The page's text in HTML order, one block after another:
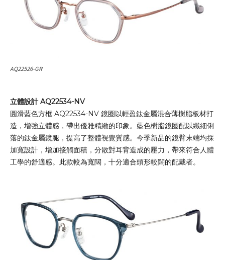
AQ22526-GR
立體設計 AQ22534-NV
圓滑藍色方框 AQ22534-NV 鏡圈以輕盈鈦金屬混合薄樹脂板材打
造，增強立體感，帶出優雅精緻的印象。藍色樹脂鏡圈配以纖細俐
落的鈦金屬鏡腿，提高了整體視覺質感。今季新品的鏡臂末端均採
加寬設計，增加接觸面積，分散對耳背造成的壓力，帶來符合人體
工學的舒適感。此款較為寬闊，十分適合頭形較闊的配戴者。